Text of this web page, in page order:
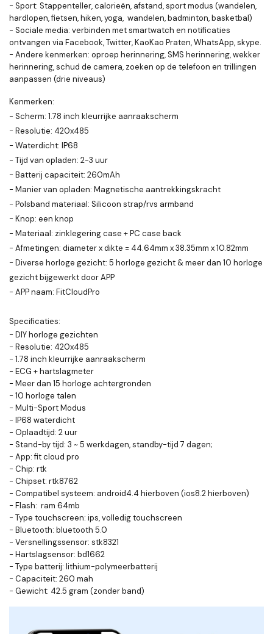
- Sport: Stappenteller, calorieën, afstand, sport modus (wandelen,
hardlopen, fietsen, hiken, yoga, wandelen, badminton, basketbal)
- Sociale media: verbinden met smartwatch en notificaties
ontvangen via Facebook, Twitter, KaoKao Praten, WhatsApp, skype.
- Andere kenmerken: oproep herinnering, SMS herinnering, wekker
herinnering, schud de camera, zoeken op de telefoon en trillingen
aanpassen (drie niveaus)
Kenmerken:
- Scherm: 1.78 inch kleurrijke aanraakscherm
- Resolutie: 420x485
- Waterdicht: IP68
- Tijd van opladen: 2-3 uur
- Batterij capaciteit: 260mAh
- Manier van opladen: Magnetische aantrekkingskracht
- Polsband materiaal: Silicoon strap/rvs armband
- Knop: een knop
- Materiaal: zinklegering case + PC case back
- Afmetingen: diameter x dikte = 44.64mm x 38.35mm x 10.82mm
- Diverse horloge gezicht: 5 horloge gezicht & meer dan 10 horloge
gezicht bijgewerkt door APP
- APP naam: FitCloudPro
Specificaties:
- DIY horloge gezichten
- Resolutie: 420x485
- 1.78 inch kleurrijke aanraakscherm
- ECG + hartslagmeter
- Meer dan 15 horloge achtergronden
- 10 horloge talen
- Multi-Sport Modus
- IP68 waterdicht
- Oplaadtijd: 2 uur
- Stand-by tijd: 3 ~ 5 werkdagen, standby-tijd 7 dagen;
- App: fit cloud pro
- Chip: rtk
- Chipset: rtk8762
- Compatibel systeem: android4.4 hierboven (ios8.2 hierboven)
- Flash: ram 64mb
- Type touchscreen: ips, volledig touchscreen
- Bluetooth: bluetooth 5.0
- Versnellingssensor: stk8321
- Hartslagsensor: bd1662
- Type batterij: lithium-polymeerbatterij
- Capaciteit: 260 mah
- Gewicht: 42.5 gram (zonder band)